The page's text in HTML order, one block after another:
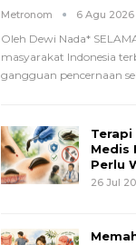
Metronom 6 Agu 2026
Oleh Dewi Nada*
masyarakat Indonesia
gangguan pencernaan
Medis
Perlu
26 Jul